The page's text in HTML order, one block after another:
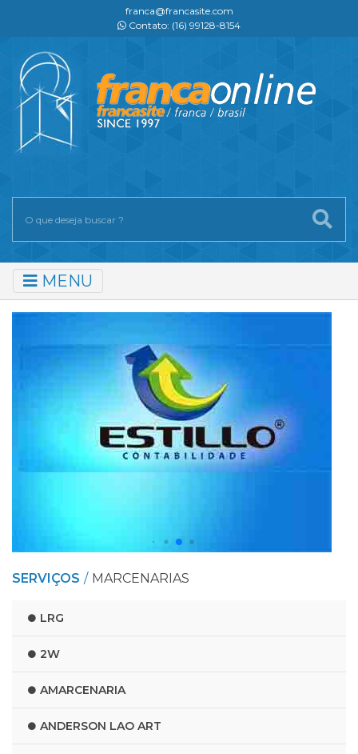
franca@francasite.com
Contato: (16) 99128-8154
MENU
SERVIÇOS MARCENARIAS
LRG
2W
AMARCENARIA
ANDERSON LAO ART